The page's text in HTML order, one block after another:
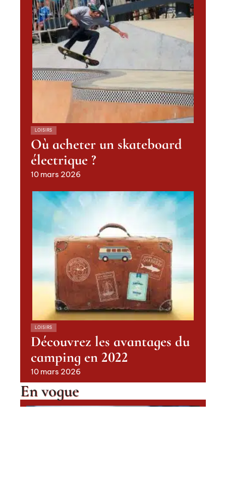
LOISIRS
Où acheter un skateboard
électrique ?
10 mars 2026
LOISIRS
Découvrez les avantages du
camping en 2022
10 mars 2026
En vogue